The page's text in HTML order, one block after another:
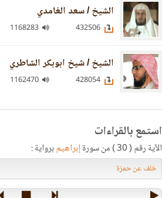
الشيخ / سعد الغامدي
الشيخ / شيخ ابوبكر الشاطري
استمع بالقراءات
الآية رقم ( 30 ) من سورة إبراهيمبرواية :